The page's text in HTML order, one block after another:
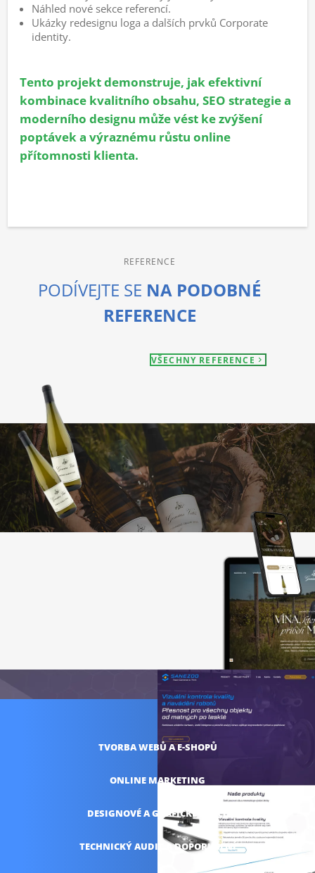
Náhled nové sekce referencí.
Ukázky redesignu loga a dalších prvků Corporate
identity.
Tento projekt demonstruje, jak efektivní
kombinace kvalitního obsahu, SEO strategie a
moderního designu může vést ke zvýšení
poptávek a výraznému růstu online
přítomnosti klienta.
REFERENCE
PODÍVEJTE SE NA PODOBNÉ
REFERENCE
VŠECHNY REFERENCE
TVORBA WEBŮ A E-SHOPŮ
ONLINE MARKETING
DESIGNOVÉ AGRAFICKÉ PRÁCE
TECHNICKÝ AUDIT A DOPORUČENÍ